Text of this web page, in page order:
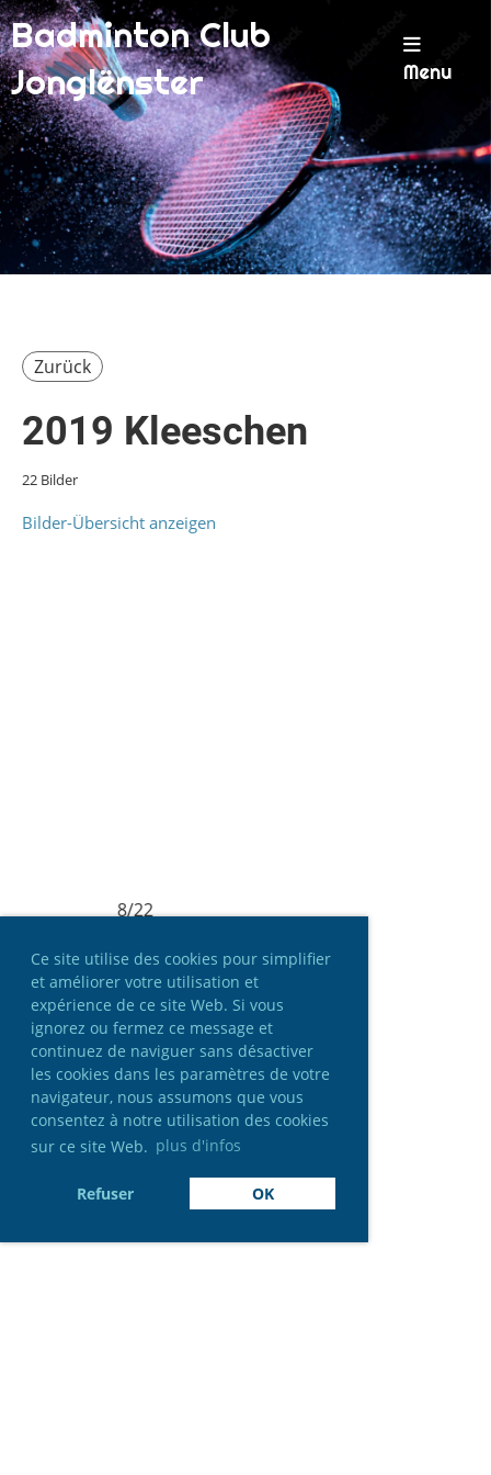
Ce site utilise des cookies pour simplifier
et améliorer votre utilisation et
expérience de ce site Web. Si vous
ignorez ou fermez ce message et
continuez de naviguer sans désactiver
les cookies dans les paramètres de votre
navigateur, nous assumons que vous
consentez à notre utilisation des cookies
sur ce site Web. plus d'infos
Refuser OK
Badminton Club
Jonglënster
Menu
Zurück
2019 Kleeschen
22 Bilder
Bilder-Übersicht anzeigen
8/22